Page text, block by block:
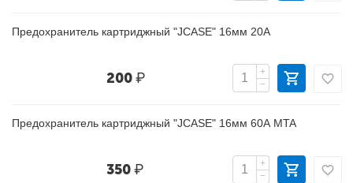
Предохранитель картриджный "JCASE" 16мм 20А
200₽
+
−
Предохранитель картриджный "JCASE" 16мм 60А MTA
350₽
+
−